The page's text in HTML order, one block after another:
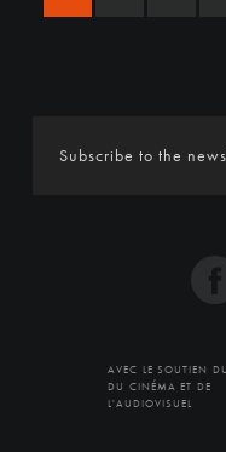
AVEC LE SOUTIEN
DU CINÉMA ET DE
L'AUDIOVISUEL